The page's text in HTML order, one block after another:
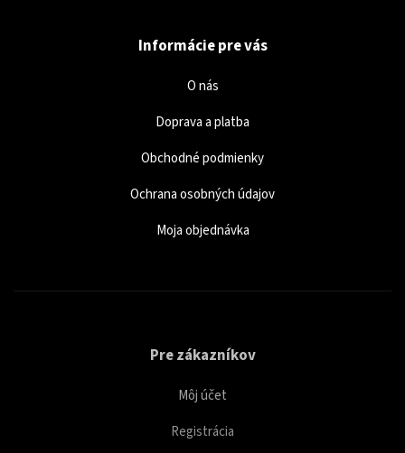
Informácie pre vás
O nás
Doprava a platba
Obchodné podmienky
Ochrana osobných údajov
Moja objednávka
Pre zákazníkov
Môj účet
Registrácia